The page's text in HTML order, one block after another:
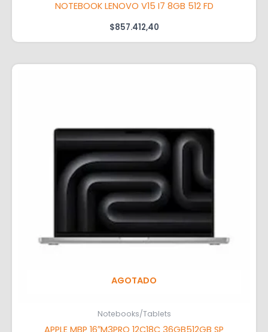
NOTEBOOK LENOVO V15 I7 8GB 512 FD
$857.412,40
AGOTADO
Notebooks/Tablets
APPLE MBP 16″M3PRO 12C18C 36GB512GB SP